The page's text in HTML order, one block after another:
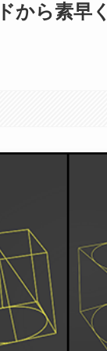
から素早